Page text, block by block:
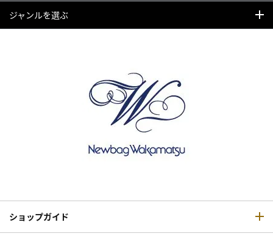
ジャンルを選ぶ
ショップガイド